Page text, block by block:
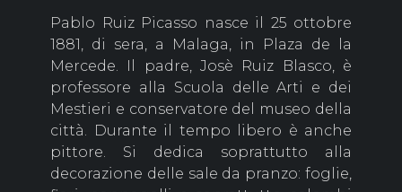
Pablo Ruiz Picasso nasce il 25 ottobre
1881, di sera, a Malaga, in Plaza de la
Mercede. Il padre, Josè Ruiz Blasco, è
professore alla Scuola delle Arti e dei
Mestieri e conservatore del museo della
città. Durante il tempo libero è anche
pittore. Si dedica soprattutto alla
decorazione delle sale da pranzo: foglie,